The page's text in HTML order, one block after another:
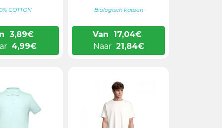
COTTON
3,89€
4,99€
Biologisch katoen
Van 17,04€
Naar 21,84€